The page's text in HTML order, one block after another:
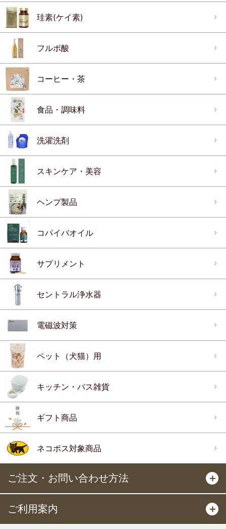
珪素(ケイ素)
フルボ酸
コーヒー・茶
食品・調味料
洗濯洗剤
スキンケア・美容
ヘンプ製品
コパイバオイル
サプリメント
セントラル浄水器
電磁波対策
ペット（犬猫）用
キッチン・バス雑貨
ギフト商品
ネコポス対象商品
ご注文・お問い合わせ方法 ＋
ご利用案内 ＋